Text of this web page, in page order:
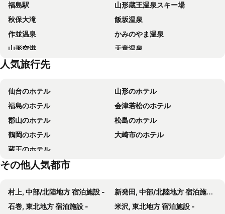
ホテルキャピタルイン山形
ホテル ハモンド たかみや
スーパーホテル山形駅西口天然温泉
ホテルルートイン山形南-大学病院前-
たかみや瑠璃倶楽リゾート
ホテル オークヒル
ホテルニューマーブル
あこや会館
タカミヤヴィレッジ ホテル樹林
ホテルステイイン七日町
ホテルアルファーワン山形
蔵王アストリアホテル
スノーフリークサンライズ
ホテルルートイン山形南
Greenlagoon
ステイインホテル材木栄屋
いとや旅館
Tansen Hotel
赤湯温泉 癒しの空間 丹波館
Kaminoyama Onsen Hanaakari No Yado Tsukinoike
Zao Sunvalley Hotel
(Ryokan) Kaminoyama Onsen Sagaeyaryokan
藏王Nozomi Hotel
福島駅
山形蔵王温泉スキー場
秋保大滝
飯坂温泉
作並温泉
かみのやま温泉
山形空港
天童温泉
山形ビッグウィング
ウィル福島コンベンションホール
栗子国際スキー場
食糧会館
人気旅行先
仙台のホテル
山形のホテル
福島のホテル
会津若松のホテル
郡山のホテル
松島のホテル
鶴岡のホテル
大崎市のホテル
蔵王のホテル
その他人気都市
村上, 中部/北陸地方 宿泊施設 -
新発田, 中部/北陸地方 宿泊施設 -
石巻, 東北地方 宿泊施設 -
米沢, 東北地方 宿泊施設 -